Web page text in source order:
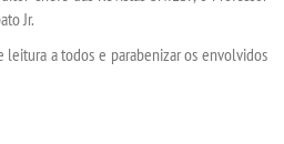
Jr.
a todos e parabenizar os envolvidos